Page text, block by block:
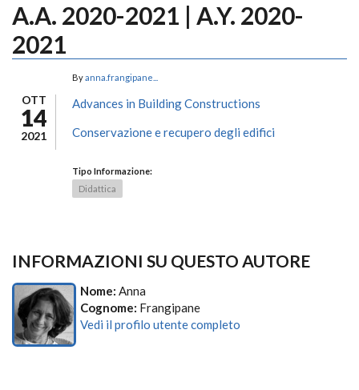
A.A. 2020-2021 | A.Y. 2020-
2021
OTT
14
2021
Byanna.frangipane...
Advances in Building Constructions
Conservazione e recupero degli edifici
Tipo Informazione:
Didattica
INFORMAZIONI SU QUESTO AUTORE
Nome: Anna
Cognome: Frangipane
Vedi il profilo utente completo